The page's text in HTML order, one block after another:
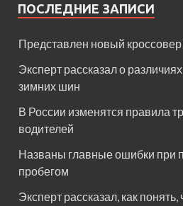
ПОСЛЕДНИЕ ЗАПИСИ
Представлен новый
Эксперт рассказал о
зимних шин
В России изменятся правила
водителей
Названы главные ошибки при
пробегом
Эксперт рассказал, как